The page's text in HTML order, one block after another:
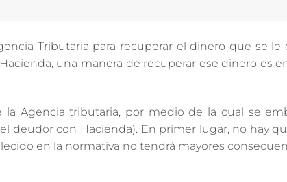
Tributaria para recuperar el dinero que se le
una manera de recuperar ese dinero es
Agencia tributaria, por medio de la cual se
deudor con Hacienda). En primer lugar, no hay
en la normativa no tendrá mayores